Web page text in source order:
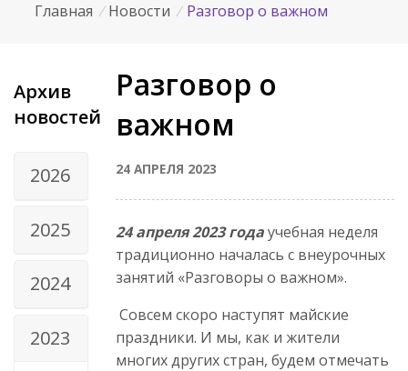
Главная / Новости / Разговор о важном
Архив
новостей
2026
2025
2024
2023
Разговор о
важном
24 АПРЕЛЯ 2023
24 апреля 2023 годаучебная неделя
традиционно началась с внеурочных
занятий «Разговоры о важном».
Совсем скоро наступят майские
праздники. И мы, как и жители
многих других стран, будем отмечать